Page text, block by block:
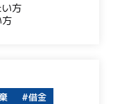
方
借金